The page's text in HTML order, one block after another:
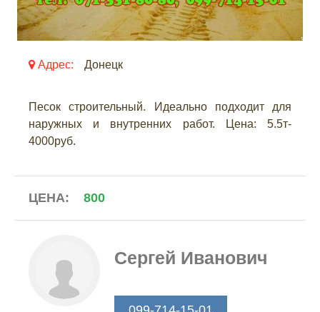
Адрес: Донецк
Песок строительный. Идеально подходит для
наружных и внутренних работ. Цена: 5.5т-
4000руб.
ЦЕНА: 800
Сергей Иванович